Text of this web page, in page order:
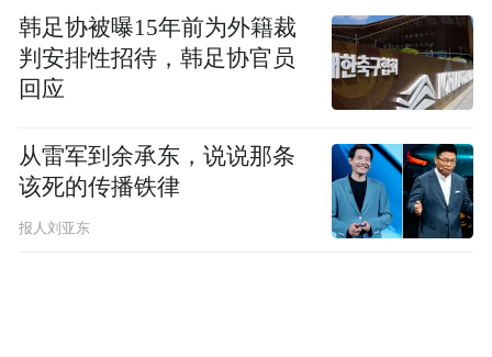
韩足协被曝15年前为外籍裁
判安排性招待，韩足协官员
回应
从雷军到余承东，说说那条
该死的传播铁律
报人刘亚东